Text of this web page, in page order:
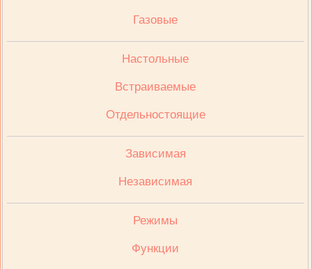
Газовые
Настольные
Встраиваемые
Отдельностоящие
Зависимая
Независимая
Режимы
Функции